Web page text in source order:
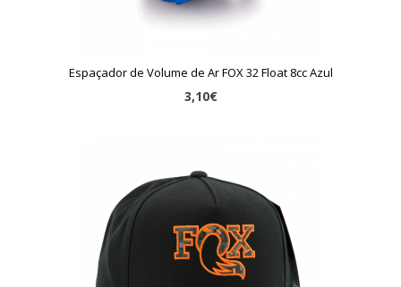
Espaçador de Volume de Ar FOX 32 Float 8cc Azul
3,10€